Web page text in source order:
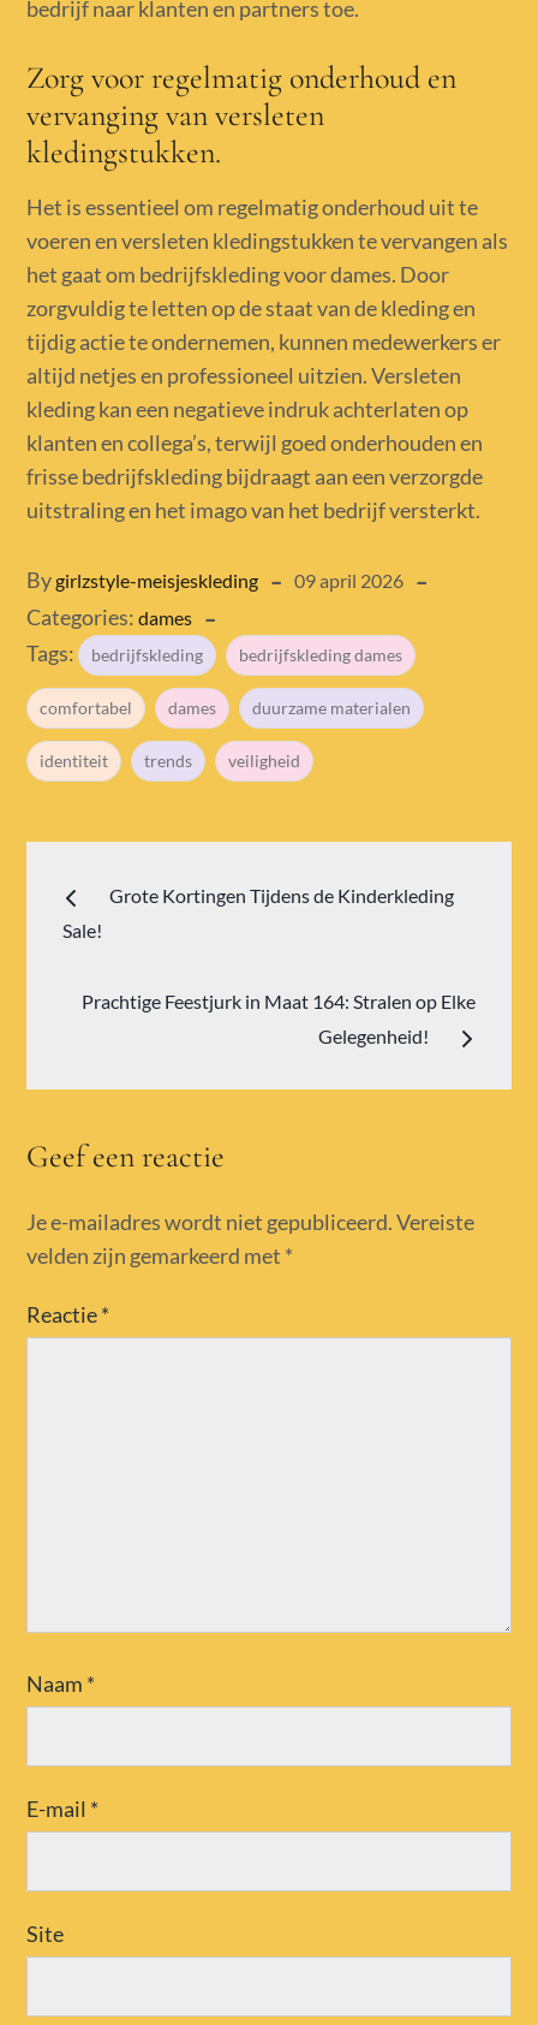
bedrijf naar klanten en partners toe.
Zorg voor regelmatig onderhoud en
vervanging van versleten
kledingstukken.
Het is essentieel om regelmatig onderhoud uit te
voeren en versleten kledingstukken te vervangen als
het gaat om bedrijfskleding voor dames. Door
zorgvuldig te letten op de staat van de kleding en
tijdig actie te ondernemen, kunnen medewerkers er
altijd netjes en professioneel uitzien. Versleten
kleding kan een negatieve indruk achterlaten op
klanten en collega’s, terwijl goed onderhouden en
frisse bedrijfskleding bijdraagt aan een verzorgde
uitstraling en het imago van het bedrijf versterkt.
Bygirlzstyle-meisjeskleding
Posted
09 april 2026
Categories:dames
Tags: bedrijfskleding bedrijfskleding dames
comfortabel dames duurzame materialen
identiteit trends veiligheid
navigatie
Grote Kortingen Tijdens de Kinderkleding
Sale!
Prachtige Feestjurk in Maat 164: Stralen op Elke
Gelegenheid!
Geef een reactie
Je e-mailadres wordt niet gepubliceerd. Vereiste
velden zijn gemarkeerd met *
Reactie*
Naam *
E-mail *
Site